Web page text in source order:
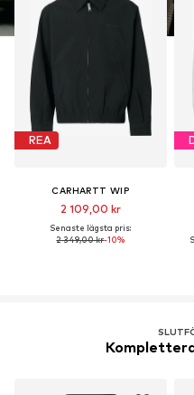
REA
CARHARTT WIP
2 109,00 kr
Senaste lägsta pris:
2 349,00 kr-10%